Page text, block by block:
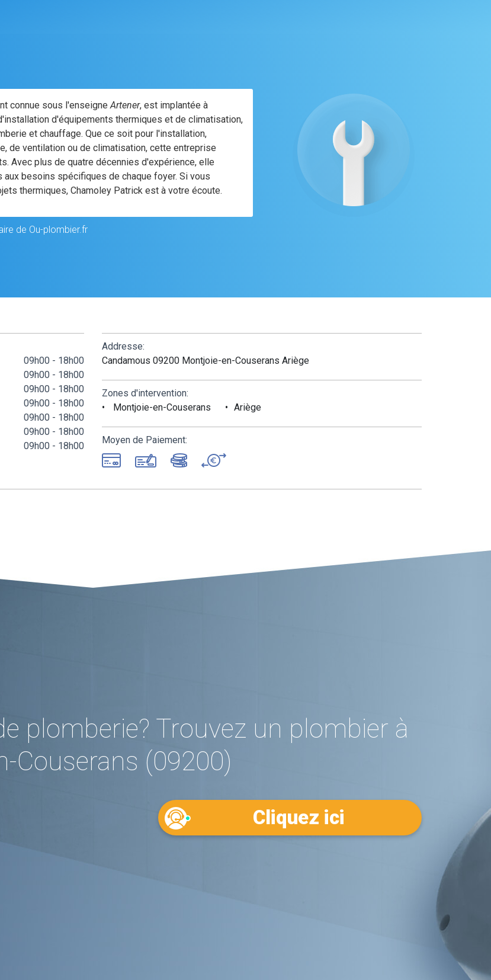
connue sous l'enseigneArtener, est implantée à
d'équipements thermiques et de climatisation,
et chauffage. Que ce soit pour l'installation,
de ventilation ou de climatisation, cette entreprise
Avec plus de quatre décennies d'expérience, elle
besoins spécifiques de chaque foyer. Si vous
thermiques, Chamoley Patrick est à votre écoute.
de Ou-plombier.fr
09h00 - 18h00
09h00 - 18h00
09h00 - 18h00
09h00 - 18h00
09h00 - 18h00
09h00 - 18h00
09h00 - 18h00
Addresse:
Candamous 09200 Montjoie-en-Couserans Ariège
Zones d'intervention:
Montjoie-en-Couserans
Ariège
Moyen de Paiement:
plomberie? Trouvez un plombier à
Couserans (09200)
Cliquez ici